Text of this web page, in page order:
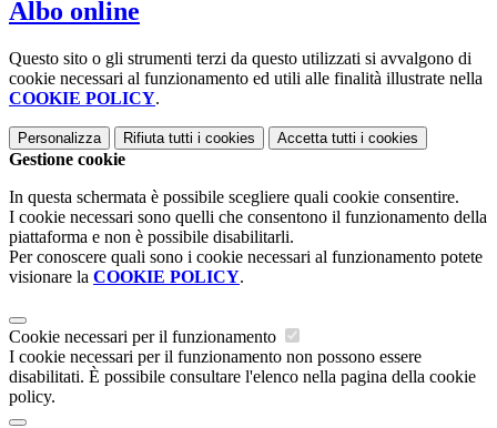
Albo online
Questo sito o gli strumenti terzi da questo utilizzati si avvalgono di
cookie necessari al funzionamento ed utili alle finalità illustrate nella
COOKIE POLICY.
Personalizza Rifiuta tutti i cookies Accetta tutti i cookies
Gestione cookie
In questa schermata è possibile scegliere quali cookie consentire.
I cookie necessari sono quelli che consentono il funzionamento della
piattaforma e non è possibile disabilitarli.
Per conoscere quali sono i cookie necessari al funzionamento potete
visionare la COOKIE POLICY.
Cookie necessari per il funzionamento
I cookie necessari per il funzionamento non possono essere
disabilitati. È possibile consultare l'elenco nella pagina della cookie
policy.